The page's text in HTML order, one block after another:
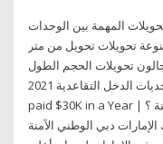
المهمة بين الوحدات
تحويلات تحويل من متر
تحويلات الحجم الطول
المساحة السرعة كيفية مواجهة تحديات الدخل التقاعدية 2021 How We
paid $30K in a Year | كيف سددنا ٣٠ الف دولار من الديون في سنة ؟
بنك الإمارات دبي الوطني الآمنة